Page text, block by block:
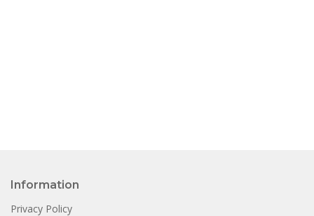
Information
Privacy Policy